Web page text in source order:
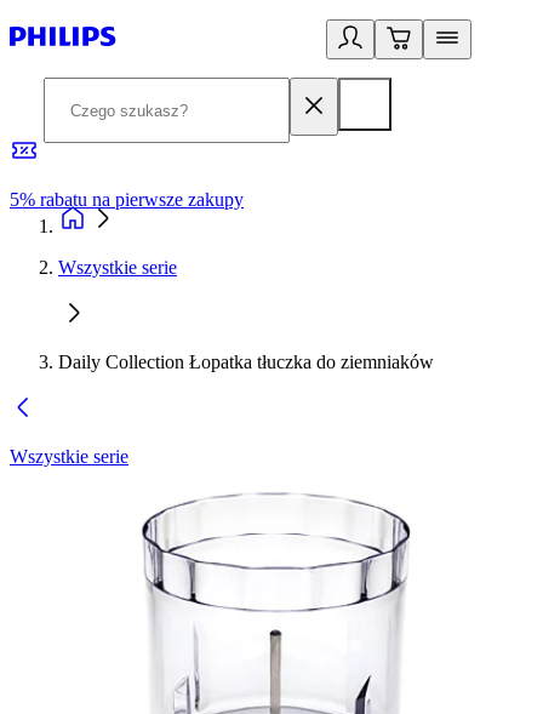
5% rabatu na pierwsze zakupy
Wszystkie serie
Daily Collection Łopatka tłuczka do ziemniaków
Wszystkie serie